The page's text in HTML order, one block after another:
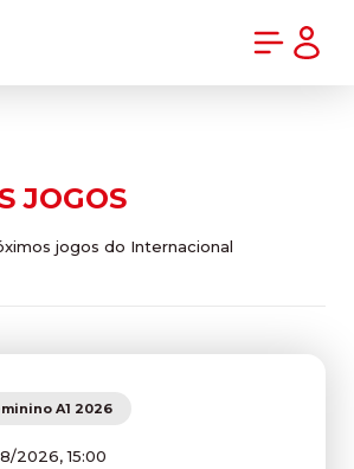
JOGOS
jogos do Internacional
A1 2026
2026, 15:00